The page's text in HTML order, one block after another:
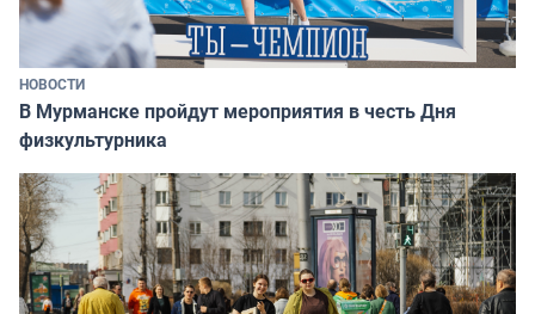
НОВОСТИ
В Мурманске пройдут мероприятия в честь Дня
физкультурника